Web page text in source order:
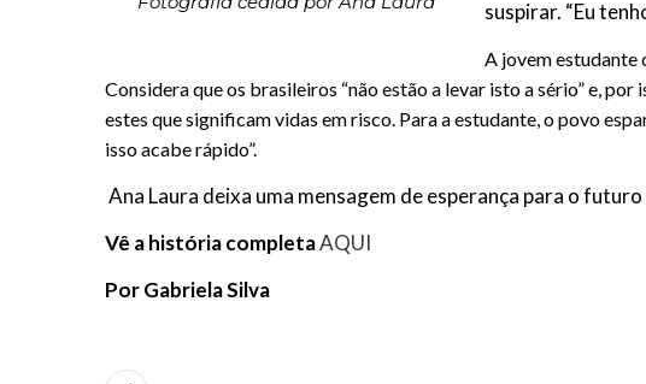
suspirar. “Eu
A jovem estudante
Considera que os brasileiros “não estão a levar isto a sério” e,
estes que significam vidas em risco. Para a estudante, o povo
isso acabe rápido”.
Ana Laura deixa uma mensagem de esperança para o
Vê a história completaAQUI
Por Gabriela Silva